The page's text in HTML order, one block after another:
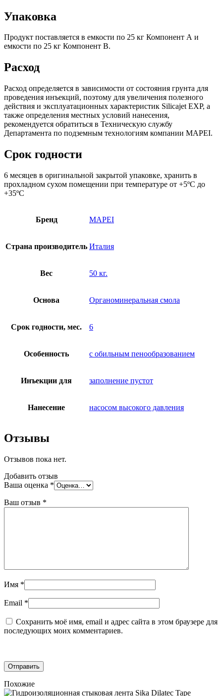
Упаковка
Продукт поставляется в емкости по 25 кг Компонент А и
емкости по 25 кг Компонент В.
Расход
Расход определяется в зависимости от состояния грунта для
проведения инъекций, поэтому для увеличения полезного
действия и эксплуатационных характеристик Silicajet EXP, а
также определения местных условий нанесения,
рекомендуется обратиться в Техническую службу
Департамента по подземным технологиям компании MAPEI.
Срок годности
6 месяцев в оригинальной закрытой упаковке, хранить в
прохладном сухом помещении при температуре от +5ºС до
+35ºС
Бренд MAPEI
Страна производитель Италия
Вес 50 кг.
Основа Органоминеральная смола
Срок годности, мес. 6
Особенность с обильным пенообразованием
Инъекции для заполнение пустот
Нанесение насосом высокого давления
Отзывы
Отзывов пока нет.
Добавить отзыв
Ваша оценка *
Ваш отзыв *
Имя *
Email *
Сохранить моё имя, email и адрес сайта в этом браузере для
последующих моих комментариев.
Похожие